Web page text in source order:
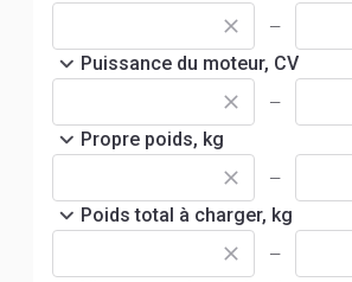
—
Puissance du moteur, CV
—
Propre poids, kg
—
Poids total à charger, kg
—